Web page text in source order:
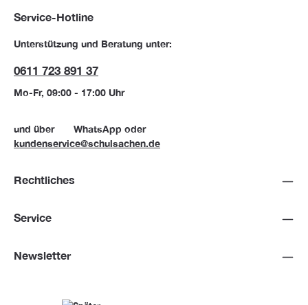
Service-Hotline
Unterstützung und Beratung unter:
0611 723 891 37
Mo-Fr, 09:00 - 17:00 Uhr
und über WhatsApp oder
kundenservice@schulsachen.de
Rechtliches
Service
Newsletter